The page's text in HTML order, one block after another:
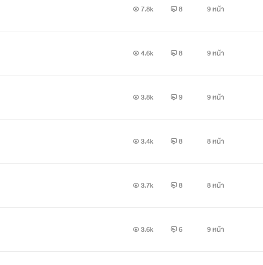
7.8k 8 9 หน้า
4.6k 8 9 หน้า
3.8k 9 9 หน้า
3.4k 8 8 หน้า
3.7k 8 8 หน้า
3.6k 6 9 หน้า